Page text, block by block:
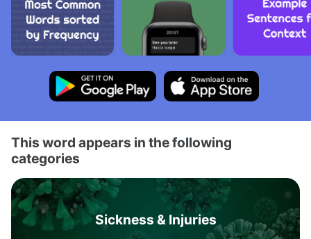
This word appears in the following
categories
Sickness & Injuries